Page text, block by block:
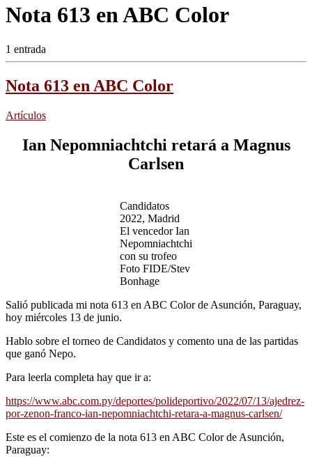
Nota 613 en ABC Color
1 entrada
Nota 613 en ABC Color
Artículos
Ian Nepomniachtchi retará a Magnus
Carlsen
Candidatos
2022, Madrid
El vencedor Ian
Nepomniachtchi
con su trofeo
Foto FIDE/Stev
Bonhage
Salió publicada mi nota 613 en ABC Color de Asunción, Paraguay,
hoy miércoles 13 de junio.
Hablo sobre el torneo de Candidatos y comento una de las partidas
que ganó Nepo.
Para leerla completa hay que ir a:
https://www.abc.com.py/deportes/polideportivo/2022/07/13/ajedrez-
por-zenon-franco-ian-nepomniachtchi-retara-a-magnus-carlsen/
Este es el comienzo de la nota 613 en ABC Color de Asunción,
Paraguay: